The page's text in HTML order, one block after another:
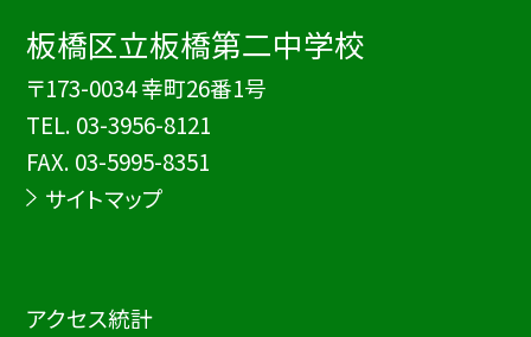
板橋区立板橋第二中学校
〒173-0034 幸町26番1号
TEL. 03-3956-8121
FAX. 03-5995-8351
サイトマップ
アクセス統計